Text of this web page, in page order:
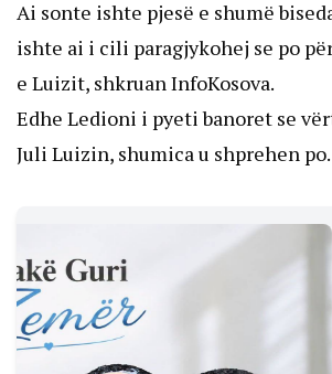
Ai sonte ishte pjesë e shumë
ishte ai i cili paragjykohej se po
e Luizit, shkruan InfoKosova.
Edhe Ledioni i pyeti banoret se
Juli Luizin, shumica u shprehen po.